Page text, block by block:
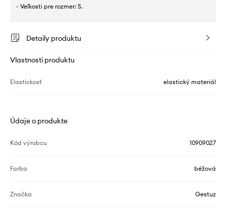
- Veľkosti pre rozmer: S.
Detaily produktu
Vlastnosti produktu
Elastickosť elastický materiál
Údaje o produkte
Kód výrobcu 10909027
Farba béžová
Značka Gestuz